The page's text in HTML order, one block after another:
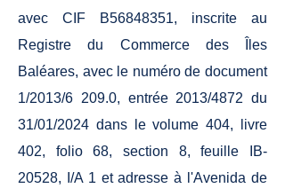
avec CIF B56848351, inscrite au
Registre du Commerce des Îles
Baléares, avec le numéro de document
1/2013/6 209.0, entrée 2013/4872 du
31/01/2024 dans le volume 404, livre
402, folio 68, section 8, feuille IB-
20528, I/A 1 et adresse à l'Avenida de